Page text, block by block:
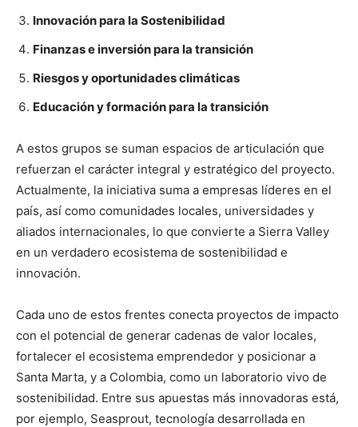
Innovación para la Sostenibilidad
Finanzas e inversión para la transición
Riesgos y oportunidades climáticas
Educación y formación para la transición
A estos grupos se suman espacios de articulación que
refuerzan el carácter integral y estratégico del proyecto.
Actualmente, la iniciativa suma a empresas líderes en el
país, así como comunidades locales, universidades y
aliados internacionales, lo que convierte a Sierra Valley
en un verdadero ecosistema de sostenibilidad e
innovación.
Cada uno de estos frentes conecta proyectos de impacto
con el potencial de generar cadenas de valor locales,
fortalecer el ecosistema emprendedor y posicionar a
Santa Marta, y a Colombia, como un laboratorio vivo de
sostenibilidad. Entre sus apuestas más innovadoras está,
por ejemplo, Seasprout, tecnología desarrollada en